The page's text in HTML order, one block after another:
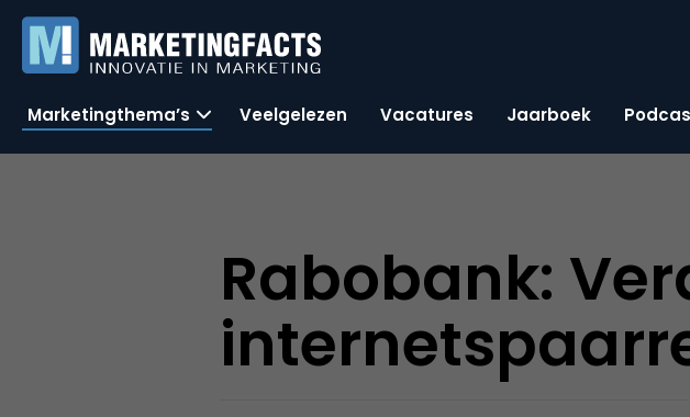
Marketingthema’s Veelgelezen Vacatures Jaarboek
Rabobank: